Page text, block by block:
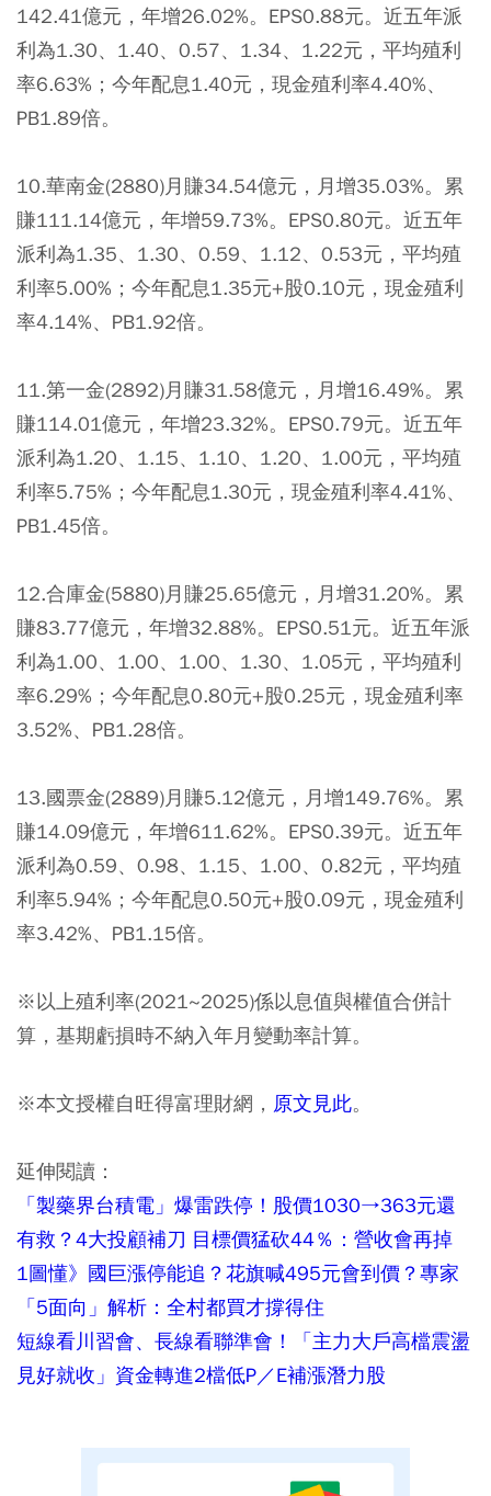
142.41億元，年增26.02%。EPS0.88元。近五年派
利為1.30、1.40、0.57、1.34、1.22元，平均殖利
率6.63%；今年配息1.40元，現金殖利率4.40%、
PB1.89倍。
10.華南金(2880)月賺34.54億元，月增35.03%。累
賺111.14億元，年增59.73%。EPS0.80元。近五年
派利為1.35、1.30、0.59、1.12、0.53元，平均殖
利率5.00%；今年配息1.35元+股0.10元，現金殖利
率4.14%、PB1.92倍。
11.第一金(2892)月賺31.58億元，月增16.49%。累
賺114.01億元，年增23.32%。EPS0.79元。近五年
派利為1.20、1.15、1.10、1.20、1.00元，平均殖
利率5.75%；今年配息1.30元，現金殖利率4.41%、
PB1.45倍。
12.合庫金(5880)月賺25.65億元，月增31.20%。累
賺83.77億元，年增32.88%。EPS0.51元。近五年派
利為1.00、1.00、1.00、1.30、1.05元，平均殖利
率6.29%；今年配息0.80元+股0.25元，現金殖利率
3.52%、PB1.28倍。
13.國票金(2889)月賺5.12億元，月增149.76%。累
賺14.09億元，年增611.62%。EPS0.39元。近五年
派利為0.59、0.98、1.15、1.00、0.82元，平均殖
利率5.94%；今年配息0.50元+股0.09元，現金殖利
率3.42%、PB1.15倍。
※以上殖利率(2021~2025)係以息值與權值合併計
算，基期虧損時不納入年月變動率計算。
※本文授權自旺得富理財網， 原文見此。
延伸閱讀：
「製藥界台積電」爆雷跌停！股價1030→363元還
有救？4大投顧補刀 目標價猛砍44％：營收會再掉
1圖懂》國巨漲停能追？花旗喊495元會到價？專家
「5面向」解析：全村都買才撐得住
短線看川習會、長線看聯準會！「主力大戶高檔震盪
見好就收」資金轉進2檔低P／E補漲潛力股